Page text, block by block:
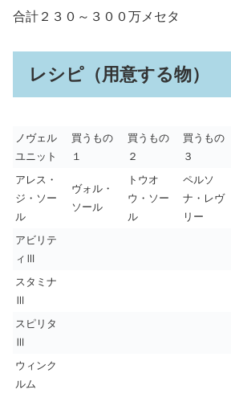
合計２３０～３００万メセタ
レシピ（用意する物）
ノヴェル
ユニット
買うもの
１
買うもの
２
買うもの
３
アレス・
ジ・ソー
ル
ヴォル・
ソール
トウオ
ウ・ソー
ル
ペルソ
ナ・レヴ
リー
アビリテ
ィⅢ
スタミナ
Ⅲ
スピリタ
Ⅲ
ウィンク
ルム